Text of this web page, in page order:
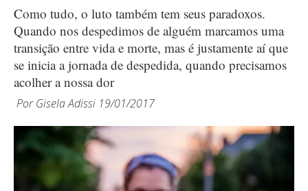
Como tudo, o luto também tem seus paradoxos.
Quando nos despedimos de alguém marcamos uma
transição entre vida e morte, mas é justamente aí que
se inicia a jornada de despedida, quando precisamos
acolher a nossa dor
PorGisela Adissi 19/01/2017